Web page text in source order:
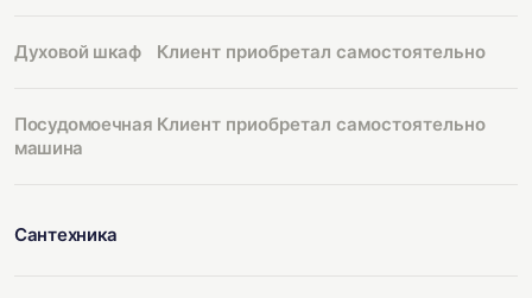
Духовой шкаф Клиент приобретал самостоятельно
Посудомоечная
машина
Клиент приобретал самостоятельно
Сантехника